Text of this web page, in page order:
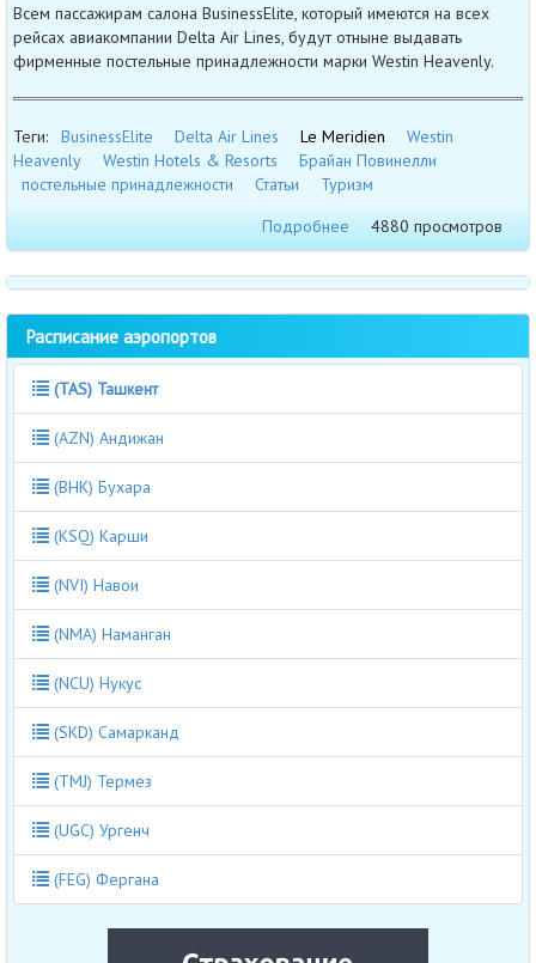
Всем пассажирам салона BusinessElite, который имеются на всех
рейсах авиакомпании Delta Air Lines, будут отныне выдавать
фирменные постельные принадлежности марки Westin Heavenly.
Теги: BusinessElite Delta Air Lines Le Meridien
Westin
Heavenly
Westin Hotels & Resorts
Брайан Повинелли
постельные принадлежности
Статьи
Туризм
Подробнее
4880 просмотров
Расписание аэропортов
(TAS) Ташкент
(AZN) Андижан
(BHK) Бухара
(KSQ) Карши
(NVI) Навои
(NMA) Наманган
(NCU) Нукус
(SKD) Самарканд
(TMJ) Термез
(UGC) Ургенч
(FEG) Фергана